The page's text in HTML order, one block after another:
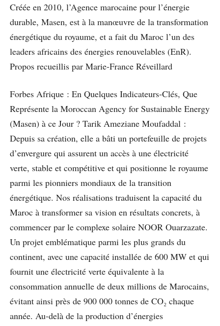
Créée en 2010, l’Agence marocaine pour l’énergie
durable, Masen, est à la manœuvre de la transformation
énergétique du royaume, et a fait du Maroc l’un des
leaders africains des énergies renouvelables (EnR).
Propos recueillis par Marie-France Réveillard
Forbes Afrique : En Quelques Indicateurs-Clés, Que
Représente la Moroccan Agency for Sustainable Energy
(Masen) à ce Jour ? Tarik Ameziane Moufaddal :
Depuis sa création, elle a bâti un portefeuille de projets
d’envergure qui assurent un accès à une électricité
verte, stable et compétitive et qui positionne le royaume
parmi les pionniers mondiaux de la transition
énergétique. Nos réalisations traduisent la capacité du
Maroc à transformer sa vision en résultats concrets, à
commencer par le complexe solaire NOOR Ouarzazate.
Un projet emblématique parmi les plus grands du
continent, avec une capacité installée de 600 MW et qui
fournit une électricité verte équivalente à la
consommation annuelle de deux millions de Marocains,
évitant ainsi près de 900 000 tonnes de CO₂ chaque
année. Au-delà de la production d’énergies